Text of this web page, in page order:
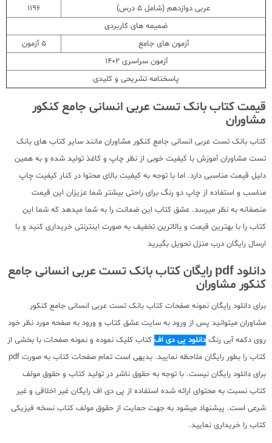
عربی دوازدهم (شامل 5 درس)
1196
ضمیمه های کاربردی
آزمون های جامع
5 آزمون
آزمون سراسری 1402
پاسخنامه تشریحی و کلیدی
قیمت کتاب بانک تست عربی انسانی جامع کنکور
مشاوران
کتاب بانک تست عربی انسانی جامع کنکور مشاوران مانند سایر کتاب های بانک
تست مشاوران آموزش با کیفیت خوبی از نظر چاپ و کاغذ تولید شده و به همین
دلیل قیمت مناسبی دارد. اما با توجه به کیفیت بالای محتوا در کنار کیفیت چاپ
مناسب و استفاده از چاپ دو رنگ برای راحتی بیشتر شما عزیزان این قیمت
منصفانه به نظر میرسد. عشق کتاب این ضمانت را به شما میدهد که شما این
کتاب را با بهترین قیمت و بالاترین تخفیف به صورت اینترنتی خریداری کنید و با
ارسال رایگان درب منزل تحویل بگیرید
دانلود pdf رایگان کتاب بانک تست عربی انسانی جامع
کنکور مشاوران
برای دانلود رایگان نمونه صفحات کتاب بانک تست عربی انسانی جامع کنکور
مشاوران میتوانید پس از ورود به سایت عشق کتاب و ورود به صفحه مورد نظر خود
روی دکمه آبی رنگ دانلود پی دی اف کتاب کلیک نموده و نمونه صفحات با بخشی از
کتاب را بطور رایگان ملاحظه نمایید. بدیهی است تمام صفحات کتاب به صورت pdf
برای دانلود رایگان نیست. با توجه به حقوق ناشر در تولید کتاب و حقوق مولف
کتاب نسبت به محتوای ارائه شده استفاده از پی دی اف رایگان غیر اخلاقی و غیر
شرعی است. پیشنهاد میشود به جهت حمایت از حقوق مولف کتاب نسخه فیزیکی
کتاب را خریداری نمایید.